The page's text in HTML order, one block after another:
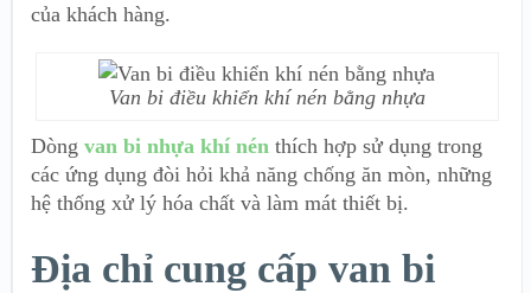
của khách hàng.
Van bi điều khiển khí nén bằng nhựa
Dòng van bi nhựa khí nén thích hợp sử dụng trong
các ứng dụng đòi hỏi khả năng chống ăn mòn, những
hệ thống xử lý hóa chất và làm mát thiết bị.
Địa chỉ cung cấp van bi